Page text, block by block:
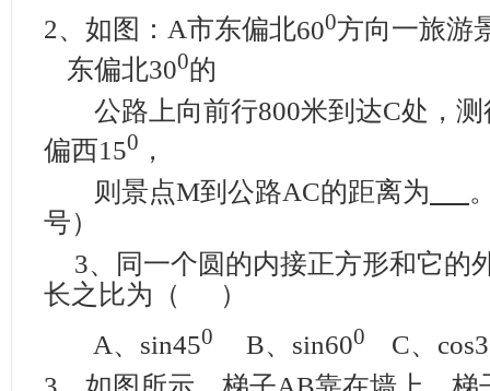
2、 如图： A市东偏北600方向一旅游
东偏北300的
公路上向前行800米到达C处，测
偏西150 ，
则景点M到公路AC的距离为
号）
3、同一个圆的内接正方形和它的
长之比为（
）
A、 sin450 B、 sin600 C、